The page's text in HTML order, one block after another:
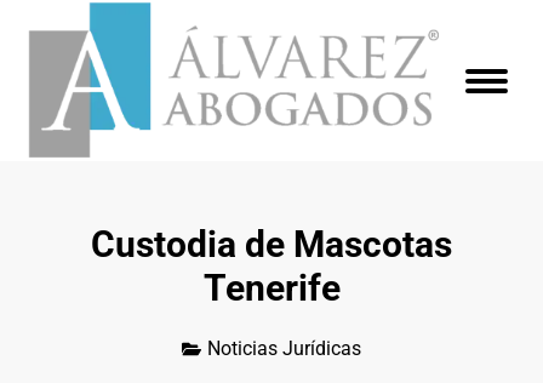
Custodia de Mascotas
Tenerife
Noticias Jurídicas